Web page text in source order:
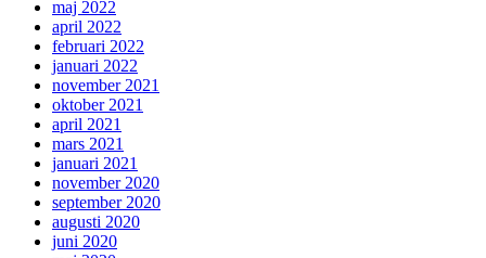
maj 2022
april 2022
februari 2022
januari 2022
november 2021
oktober 2021
april 2021
mars 2021
januari 2021
november 2020
september 2020
augusti 2020
juni 2020